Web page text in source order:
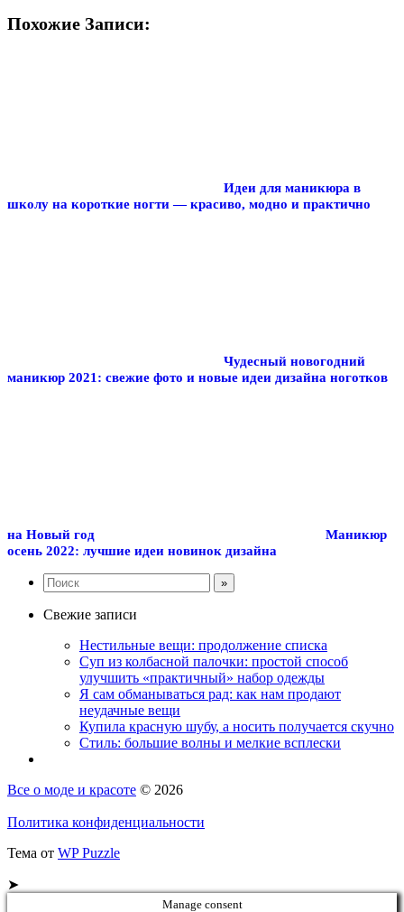
Похожие Записи:
Идеи для маникюра в
школу на короткие ногти — красиво, модно и практично
Чудесный новогодний
маникюр 2021: свежие фото и новые идеи дизайна ноготков
на Новый год
Маникюр
осень 2022: лучшие идеи новинок дизайна
Свежие записи
Нестильные вещи: продолжение списка
Суп из колбасной палочки: простой способ
улучшить «практичный» набор одежды
Я сам обманываться рад: как нам продают
неудачные вещи
Купила красную шубу, а носить получается скучно
Стиль: большие волны и мелкие всплески
Все о моде и красоте © 2026
Политика конфиденциальности
Тема от WP Puzzle
➤
Manage consent